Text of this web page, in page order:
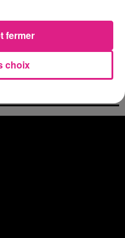
phénomène en Lorraine ?
lance un appel à...
sont annulés
choix
fermer